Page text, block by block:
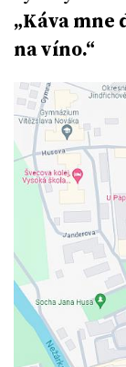
„Káva mne
na víno.“